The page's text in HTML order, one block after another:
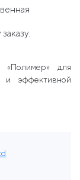
«Полимер» для
и эффективной